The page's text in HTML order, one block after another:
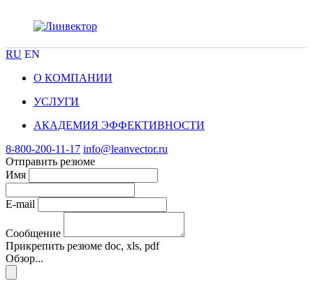
RU EN
О КОМПАНИИ
УСЛУГИ
АКАДЕМИЯ ЭФФЕКТИВНОСТИ
8-800-200-11-17 info@leanvector.ru
Отправить резюме
Имя
E-mail
Сообщение
Прикрепить резюме doc, xls, pdf
Обзор...